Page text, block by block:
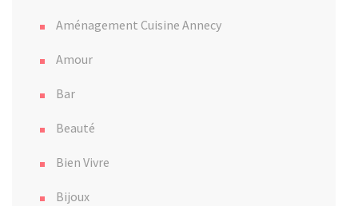
Aménagement Cuisine Annecy
Amour
Bar
Beauté
Bien Vivre
Bijoux